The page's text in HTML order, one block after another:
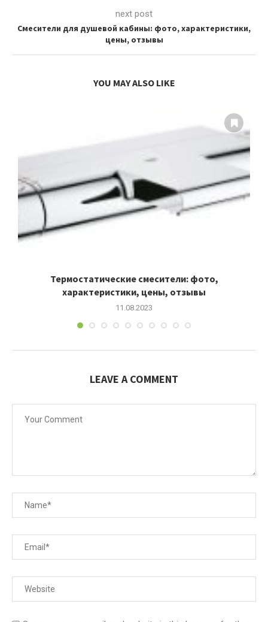
next post
Смесители для душевой кабины: фото, характеристики,
цены, отзывы
YOU MAY ALSO LIKE
Термостатические смесители: фото,
характеристики, цены, отзывы
11.08.2023
LEAVE A COMMENT